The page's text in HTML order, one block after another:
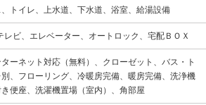
、トイレ、上水道、下水道、浴室、給湯設備
レビ、エレベーター、オートロック、宅配ＢＯＸ
ターネット対応（無料）、クローゼット、バス・ト
別、フローリング、冷暖房完備、暖房完備、洗浄機
便座、洗濯機置場（室内）、角部屋